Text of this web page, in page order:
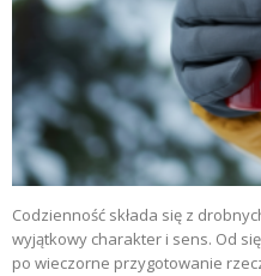
Codzienność składa się z
wyjątkowy charakter i sens. Od
po wieczorne przygotowanie